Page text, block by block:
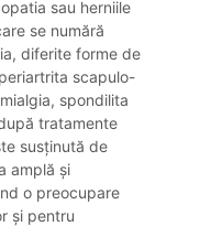
sau herniile
se numără
diferite forme de
scapulo-
spondilita
tratamente
susținută de
amplă și
o preocupare
și pentru